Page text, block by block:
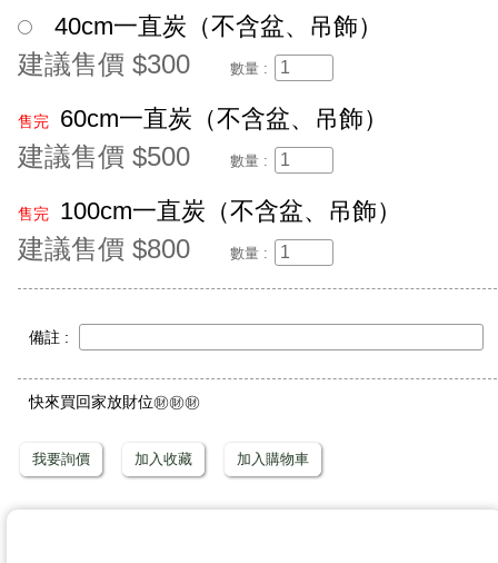
40cm一直炭（不含盆、吊飾）
建議售價 $300 數量 :
售完 60cm一直炭（不含盆、吊飾）
建議售價 $500 數量 :
售完 100cm一直炭（不含盆、吊飾）
建議售價 $800 數量 :
備註 :
快來買回家放財位㊖㊖㊖
我要詢價 加入收藏 加入購物車